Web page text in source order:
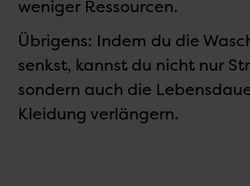
weniger Ressourcen.
Übrigens: Indem du die
senkst, kannst du nicht nur
sondern auch die
Kleidung verlängern.